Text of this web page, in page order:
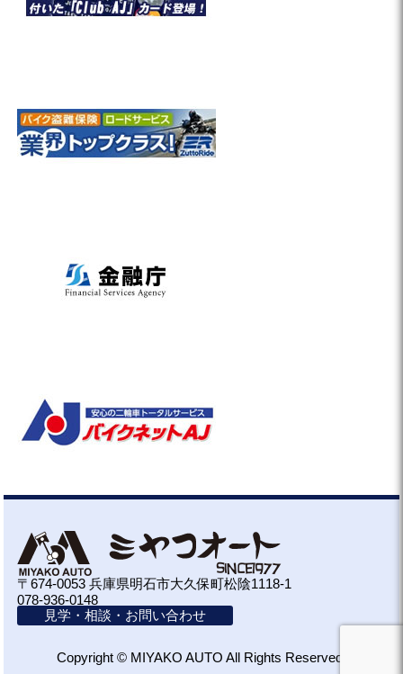
〒674-0053 兵庫県明石市大久保町松陰1118-1
078-936-0148
見学・相談・お問い合わせ
Copyright © MIYAKO AUTO All Rights Reserved.